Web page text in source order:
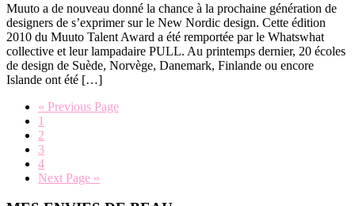
Muuto a de nouveau donné la chance à la prochaine génération de
designers de s’exprimer sur le New Nordic design. Cette édition
2010 du Muuto Talent Award a été remportée par le Whatswhat
collective et leur lampadaire PULL. Au printemps dernier, 20 écoles
de design de Suède, Norvège, Danemark, Finlande ou encore
Islande ont été […]
« Go
Previous Page
Page
1
Page
2
Page
3
Page
4
Go
Next Page »